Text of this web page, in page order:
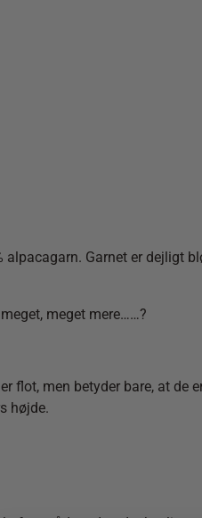
alpacagarn. Garnet er
meget mere……?
flot, men betyder bare, at
højde.